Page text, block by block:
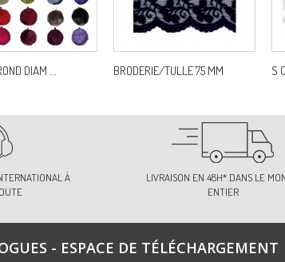
DIAM ... BRODERIE/TULLE 75 MM S
À
LIVRAISON EN 48H* DANS LE
ENTIER
- ESPACE DE TÉLÉCHARGEMENT